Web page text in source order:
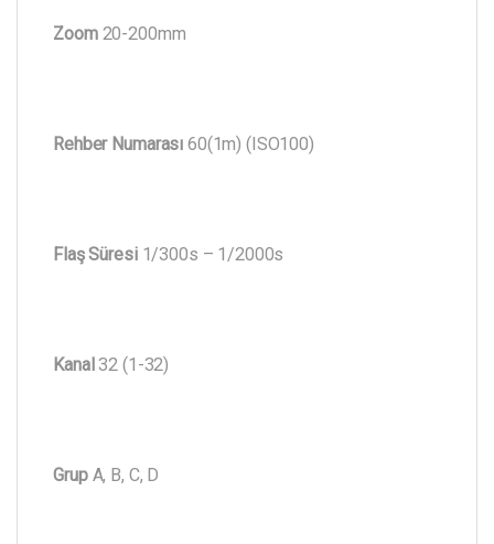
Zoom20-200mm
Rehber Numarası 60(1m) (ISO100)
Flaş Süresi1/300s – 1/2000s
Kanal32 (1-32)
Grup A, B, C, D